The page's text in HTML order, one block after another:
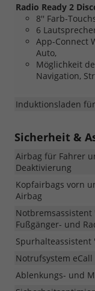
Radio Ready 2
8'' Farb-
6
App-Connect
Auto,
Möglichkeit
Navigation,
Induktionsladen
Sicherheit &
Airbag für Fahrer
Deaktivierung
Kopfairbags vorn
Airbag
Notbremsassistent
Fußgänger- und
Spurhalteassistent
Notrufsystem eCall
Ablenkungs- und